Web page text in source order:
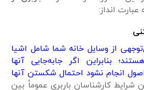
انداز:
از وسایل خانه شما شامل اشیا
بنابراین اگر جابه‌جایی آنها
انجام نشود احتمال شکستن آنها
شرایط کارشناسان باربری عموماً بین